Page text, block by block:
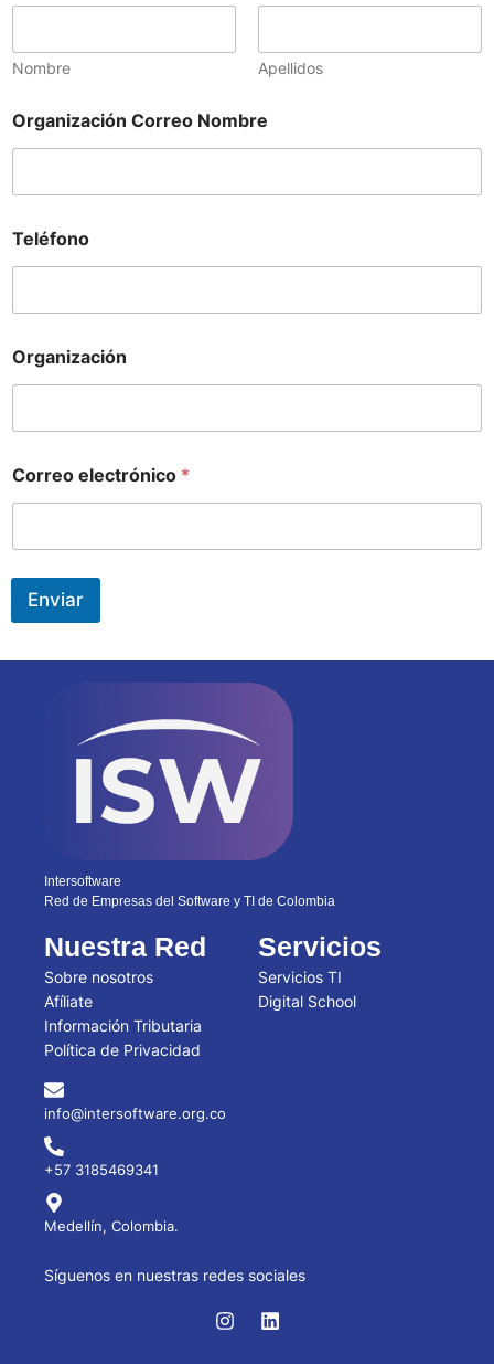
Nombre Apellidos
Organización Correo Nombre
Teléfono
Organización
Correo electrónico *
Enviar
Intersoftware
Red de Empresas del Software y TI de Colombia
Nuestra Red
Sobre nosotros
Afíliate
Información Tributaria
Política de Privacidad
Servicios
Servicios TI
Digital School
info@intersoftware.org.co
+57 3185469341
Medellín, Colombia.
Síguenos en nuestras redes sociales